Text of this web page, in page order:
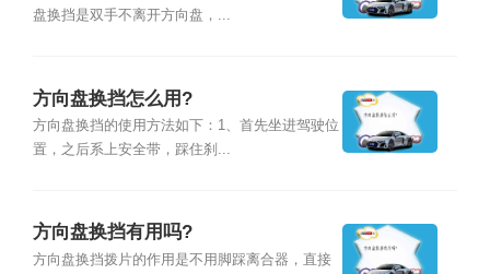
盘换挡是双手不离开方向盘，...
方向盘换挡怎么用?
方向盘换挡的使用方法如下：1、首先坐进驾驶位
置，之后系上安全带，踩住刹...
方向盘换挡有用吗?
方向盘换挡拨片的作用是不用脚踩离合器，直接